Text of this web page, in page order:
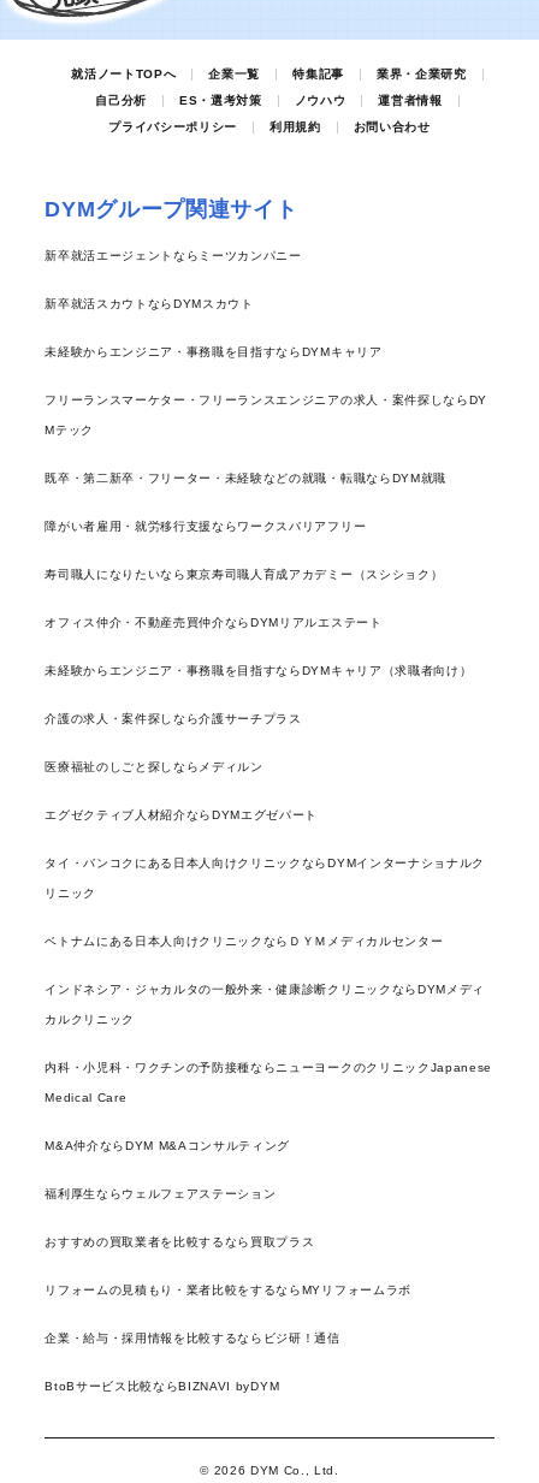
就活ノートTOPへ 企業一覧 特集記事
業界・企業研究
自己分析
ES・選考対策 ノウハウ
運営者情報
プライバシーポリシー
利用規約 お問い合わせ
DYMグループ関連サイト
新卒就活エージェントならミーツカンパニー
新卒就活スカウトならDYMスカウト
未経験からエンジニア・事務職を目指すならDYMキャリア
フリーランスマーケター・フリーランスエンジニアの求人・案件探しならDY
Mテック
既卒・第二新卒・フリーター・未経験などの就職・転職ならDYM就職
障がい者雇用・就労移行支援ならワークスバリアフリー
寿司職人になりたいなら東京寿司職人育成アカデミー（スシショク）
オフィス仲介・不動産売買仲介ならDYMリアルエステート
未経験からエンジニア・事務職を目指すならDYMキャリア（求職者向け）
介護の求人・案件探しなら介護サーチプラス
医療福祉のしごと探しならメディルン
エグゼクティブ人材紹介ならDYMエグゼパート
タイ・バンコクにある日本人向けクリニックならDYMインターナショナルク
リニック
ベトナムにある日本人向けクリニックならＤＹＭメディカルセンター
インドネシア・ジャカルタの一般外来・健康診断クリニックならDYMメディ
カルクリニック
内科・小児科・ワクチンの予防接種ならニューヨークのクリニックJapanese
Medical Care
M&A仲介ならDYM M&Aコンサルティング
福利厚生ならウェルフェアステーション
おすすめの買取業者を比較するなら買取プラス
リフォームの見積もり・業者比較をするならMYリフォームラボ
企業・給与・採用情報を比較するならビジ研！通信
BtoBサービス比較ならBIZNAVI byDYM
© 2026 DYM Co., Ltd.